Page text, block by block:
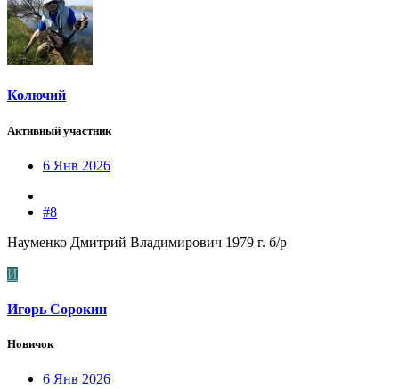
Колючий
Активный участник
6 Янв 2026
#8
Науменко Дмитрий Владимирович 1979 г. б/р
И
Игорь Сорокин
Новичок
6 Янв 2026